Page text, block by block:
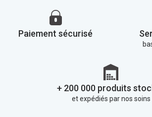
Paiement sécurisé
+ 200 000 produits
et expédiés par nos soins